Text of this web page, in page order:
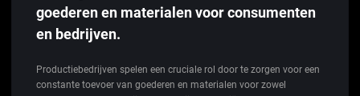
goederen en materialen voor consumenten
en bedrijven.
Productiebedrijven spelen een cruciale rol door te zorgen voor een
constante toevoer van goederen en materialen voor zowel